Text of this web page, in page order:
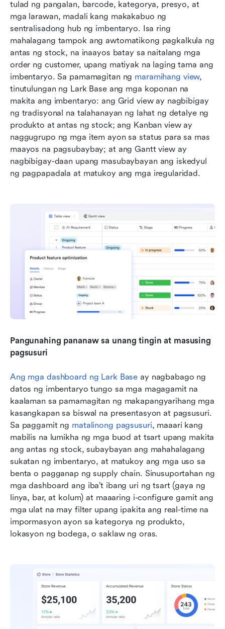
tulad ng pangalan, barcode, kategorya, presyo, at
mga larawan, madali kang makakabuo ng
sentralisadong hub ng imbentaryo. Isa ring
mahalagang tampok ang awtomatikong pagkalkula ng
antas ng stock, na inaayos batay sa naitalang mga
order ng customer, upang matiyak na laging tama ang
imbentaryo. Sa pamamagitan ng maramihang view,
tinutulungan ng Lark Base ang mga koponan na
makita ang imbentaryo: ang Grid view ay nagbibigay
ng tradisyonal na talahanayan ng lahat ng detalye ng
produkto at antas ng stock; ang Kanban view ay
naggugrupo ng mga item ayon sa status para sa mas
maayos na pagsubaybay; at ang Gantt view ay
nagbibigay-daan upang masubaybayan ang iskedyul
ng pagpapadala at matukoy ang mga iregularidad.
Pangunahing pananaw sa unang tingin at masusing
pagsusuri
Ang mga dashboard ng Lark Base ay nagbabago ng
datos ng imbentaryo tungo sa mga magagamit na
kaalaman sa pamamagitan ng makapangyarihang mga
kasangkapan sa biswal na presentasyon at pagsusuri.
Sa paggamit ng matalinong pagsusuri, maaari kang
mabilis na lumikha ng mga buod at tsart upang makita
ang antas ng stock, subaybayan ang mahahalagang
sukatan ng imbentaryo, at matukoy ang mga uso sa
benta o pagganap ng supply chain. Sinusuportahan ng
mga dashboard ang iba’t ibang uri ng tsart (gaya ng
linya, bar, at kolum) at maaaring i-configure gamit ang
mga ulat na may filter upang ipakita ang real-time na
impormasyon ayon sa kategorya ng produkto,
lokasyon ng bodega, o saklaw ng oras.